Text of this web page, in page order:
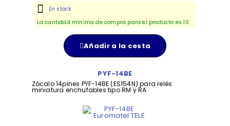
En stock
La cantidad mínima de compra para el producto es 10.
Añadir a la cesta
PYF-14BE
Zócalo 14pines PYF-14BE (ES154N) para relés
miniatura enchufables tipo RM y RA